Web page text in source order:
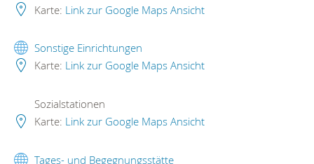
Karte: Link zur Google Maps Ansicht
Sonstige Einrichtungen
Karte: Link zur Google Maps Ansicht
Sozialstationen
Karte: Link zur Google Maps Ansicht
Tages- und Begegnungsstätte